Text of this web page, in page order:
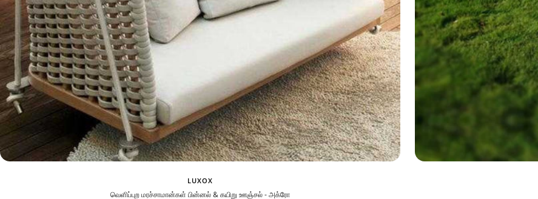
LUXOX
வெளிப்புற மரச்சாமான்கள் பின்னல் & கயிறு ஊஞ்சல் - அக்ரோ